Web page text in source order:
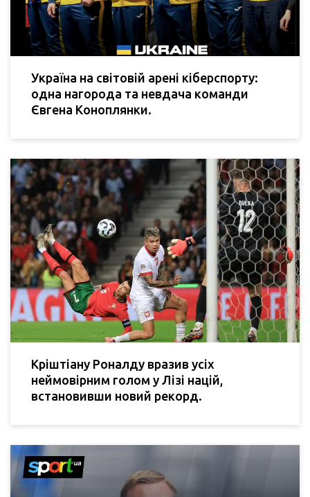
Україна на світовій арені кіберспорту:
одна нагорода та невдача команди
Євгена Коноплянки.
Кріштіану Роналду вразив усіх
неймовірним голом у Лізі націй,
встановивши новий рекорд.